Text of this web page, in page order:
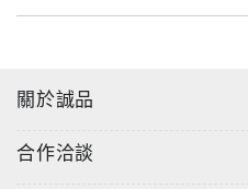
關於誠品
合作洽談